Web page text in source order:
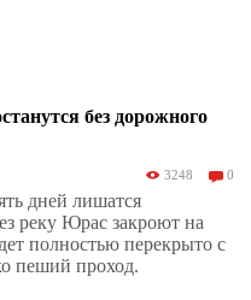
без дорожного
3248 0
дней лишатся
реку Юрас закроют на
полностью перекрыто с
пеший проход.